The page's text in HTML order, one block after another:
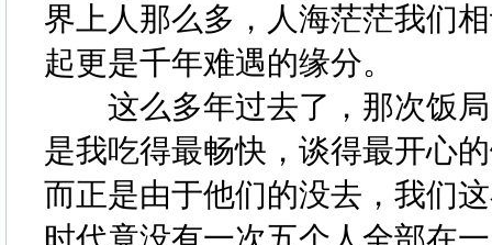
界上人那么多，人海茫茫我们
起更是千年难遇的缘分。
这么多年过去了，那次饭局
是我吃得最畅快，谈得最开心
而正是由于他们的没去，我们